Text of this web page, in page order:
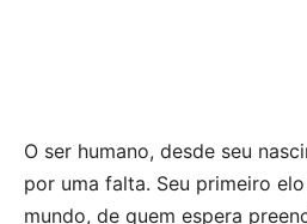
O ser humano, desde seu
por uma falta. Seu primeiro
mundo, de quem espera